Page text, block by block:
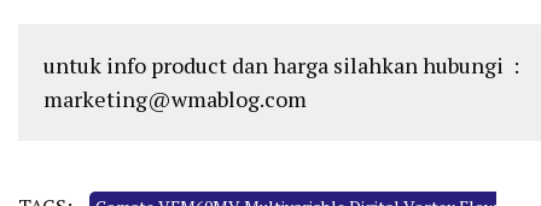
untuk info product dan harga silahkan hubungi :
marketing@wmablog.com